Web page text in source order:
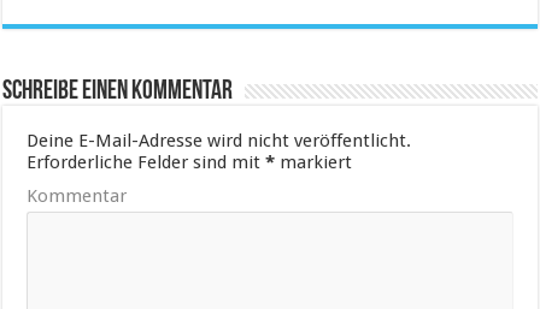
Schreibe einen Kommentar
Deine E-Mail-Adresse wird nicht veröffentlicht.
Erforderliche Felder sind mit* markiert
Kommentar